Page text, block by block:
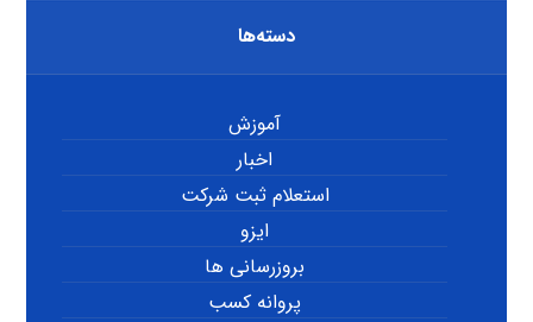
دسته‌ها
آموزش
اخبار
استعلام ثبت شرکت
ایزو
بروزرسانی ها
پروانه کسب